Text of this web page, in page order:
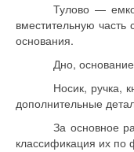
Тулово —
вместительную
основания.
Дно,
Носик, ручка,
дополнительные
За основное
классификация их по